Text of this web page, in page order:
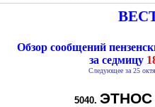
Обзор сообщений
за седмицу
Следующее за 25
5040.